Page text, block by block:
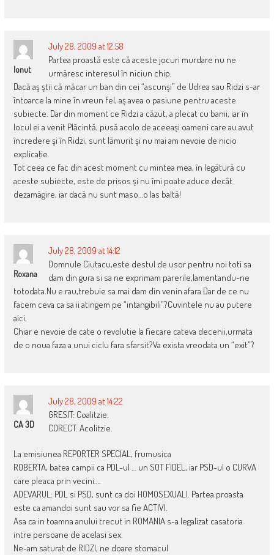
Ionut
July 28, 2009 at 12:58
Partea proastă este că aceste jocuri murdare nu ne
urmăresc interesul în niciun chip.
Dacă aş ştii că măcar un ban din cei “ascunşi” de Udrea sau Ridzi s-ar
întoarce la mine în vreun fel, aş avea o pasiune pentru aceste
subiecte. Dar din moment ce Ridzi a căzut, a plecat cu banii, iar în
locul ei a venit Plăcintă, pusă acolo de aceeaşi oameni care au avut
încredere şi în Ridzi, sunt lămurit şi nu mai am nevoie de nicio
explicaţie.
Tot ceea ce fac din acest moment cu mintea mea, în legătură cu
aceste subiecte, este de prisos şi nu îmi poate aduce decât
dezamăgire, iar dacă nu sunt maso…o las baltă!
Roxana
July 28, 2009 at 14:12
Domnule Ciutacu,este destul de usor pentru noi toti sa
dam din gura si sa ne exprimam parerile,lamentandu-ne
totodata.Nu e rau,trebuie sa mai dam din venin afara.Dar de ce nu
facem ceva ca sa ii atingem pe “intangibili”?Cuvintele nu au putere
aici.
Chiar e nevoie de cate o revolutie la fiecare cateva decenii,urmata
de o noua faza a unui ciclu fara sfarsit?Va exista vreodata un “exit”?
CA 3D
July 28, 2009 at 14:22
GRESIT: Coalitzie.
CORECT: Acolitzie.
La emisiunea REPORTER SPECIAL, frumusica
ROBERTA, batea campii ca PDL-ul … un SOT FIDEL, iar PSD-ul o CURVA
care pleaca prin vecini….
ADEVARUL: PDL si PSD, sunt ca doi HOMOSEXUALI. Partea proasta
este ca amandoi sunt sau vor sa fie ACTIVI.
Asa ca in toamna anului trecut in ROMANIA s-a legalizat casatoria
intre persoane de acelasi sex.
Ne-am saturat de RIDZI, ne doare stomacul